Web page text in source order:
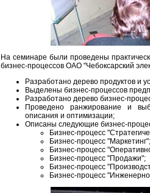
На семинаре были проведены
бизнес-процессов ОАО "Чебоксарский
Разработано дерево продуктов и
Выделены бизнес-процессов
Разработано дерево бизнес-
Проведено ранжирование и
описания и оптимизации;
Описаны следующие бизнес-
Бизнес-процесс
Бизнес-процесс "Маркетинг";
Бизнес-процесс
Бизнес-процесс "Продажи";
Бизнес-процесс
Бизнес-процесс